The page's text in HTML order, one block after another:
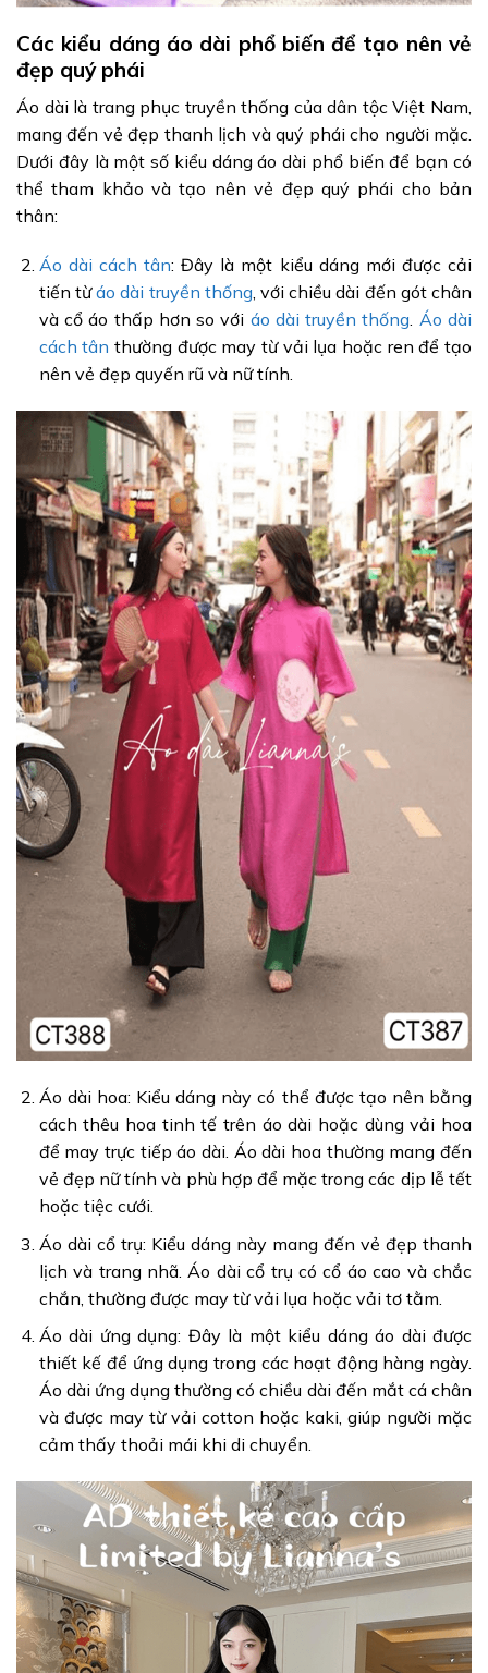
Các kiểu dáng áo dài phổ biến để tạo nên vẻ
đẹp quý phái
Áo dài là trang phục truyền thống của dân tộc Việt Nam,
mang đến vẻ đẹp thanh lịch và quý phái cho người mặc.
Dưới đây là một số kiểu dáng áo dài phổ biến để bạn có
thể tham khảo và tạo nên vẻ đẹp quý phái cho bản
thân:
Áo dài cách tân: Đây là một kiểu dáng mới được cải
tiến từáo dài truyền thống, với chiều dài đến gót chân
và cổ áo thấp hơn so với áo dài truyền thống. Áo dài
cách tân thường được may từ vải lụa hoặc ren để tạo
nên vẻ đẹp quyến rũ và nữ tính.
Áo dài hoa: Kiểu dáng này có thể được tạo nên bằng
cách thêu hoa tinh tế trên áo dài hoặc dùng vải hoa
để may trực tiếp áo dài. Áo dài hoa thường mang đến
vẻ đẹp nữ tính và phù hợp để mặc trong các dịp lễ tết
hoặc tiệc cưới.
Áo dài cổ trụ: Kiểu dáng này mang đến vẻ đẹp thanh
lịch và trang nhã. Áo dài cổ trụ có cổ áo cao và chắc
chắn, thường được may từ vải lụa hoặc vải tơ tằm.
Áo dài ứng dụng: Đây là một kiểu dáng áo dài được
thiết kế để ứng dụng trong các hoạt động hàng ngày.
Áo dài ứng dụng thường có chiều dài đến mắt cá chân
và được may từ vải cotton hoặc kaki, giúp người mặc
cảm thấy thoải mái khi di chuyển.